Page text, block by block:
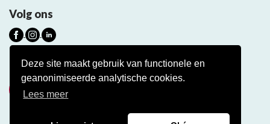
Deze site maakt gebruik van functionele en
geanonimiseerde analytische cookies.
Lees meer
Volg ons
Nieuwsbrief
Meld je aan